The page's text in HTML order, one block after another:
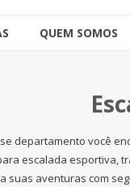
QUEM SOMOS
departamento você
escalada esportiva,
suas aventuras com